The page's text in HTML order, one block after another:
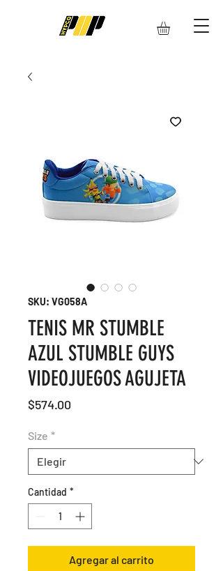
SKU: VG058A
TENIS MR STUMBLE
AZUL STUMBLE GUYS
VIDEOJUEGOS AGUJETA
$574.00
Size *
Cantidad *
Agregar al carrito